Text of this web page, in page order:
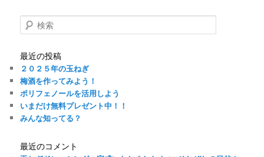
検
索
最近の投稿
２０２５年の玉ねぎ
梅酒を作ってみよう！
ポリフェノールを活用しよう
いまだけ無料プレゼント中！！
みんな知ってる？
最近のコメント